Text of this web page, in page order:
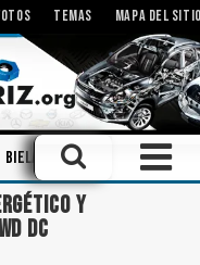
TEMAS MAPA DEL
Bielas Tecnologías
Y
DC